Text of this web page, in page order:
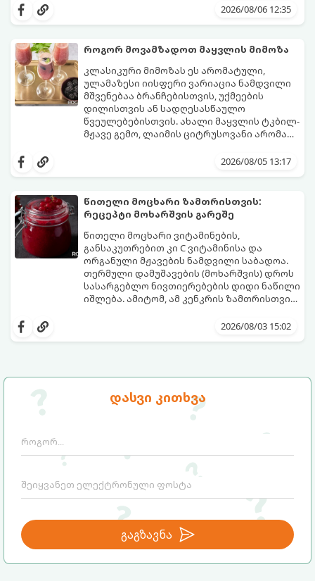
დასვი კითხვა
გაგზავნა
სალათებთან ერთად ან ტახინის (სესამის)
მდგომარეობს, რომ გამოიყენება
შეწვისას ფორმა იდეალურად შეინარჩუნოს
და არ დაიშალოს.
მომზადების დრო: 20 წუთი (დამატებით
მუხუდოს ჩალბობის დრო: 12-24 საათი)
შეწვის დრო: 10–15 წუთი ულუფა: 20–24 ცალი
ბურთულა (4–6 პორცია)
2026/08/06 12:35
როგორ მოვამზადოთ მაყვლის მიმოზა
კლასიკური მიმოზას ეს არომატული,
ულამაზესი იისფერი ვარიაცია ნამდვილი
მშვენებაა ბრანჩებისთვის, უქმეების
დილისთვის ან სადღესასწაულო
წვეულებებისთვის. ახალი მაყვლის ტკბილ-
მჟავე გემო, ლაიმის ციტრუსოვანი არომატი
საოცრად დახვეწილ და მაგრილებელ
და მის მომზადებას მინიმალური
პორცია
2026/08/05 13:17
წითელი მოცხარი ზამთრისთვის:
რეცეპტი მოხარშვის გარეშე
წითელი მოცხარი ვიტამინების,
განსაკუთრებით კი C ვიტამინისა და
ორგანული მჟავების ნამდვილი საბადოა.
თერმული დამუშავების (მოხარშვის) დროს
სასარგებლო ნივთიერებების დიდი ნაწილი
იშლება. ამიტომ, ამ კენკრის ზამთრისთვის
მომზადებაა - მოხარშვის გარეშე.
ბუნებრივ, კაშკაშა გემოს, არომატს და
2026/08/03 15:02